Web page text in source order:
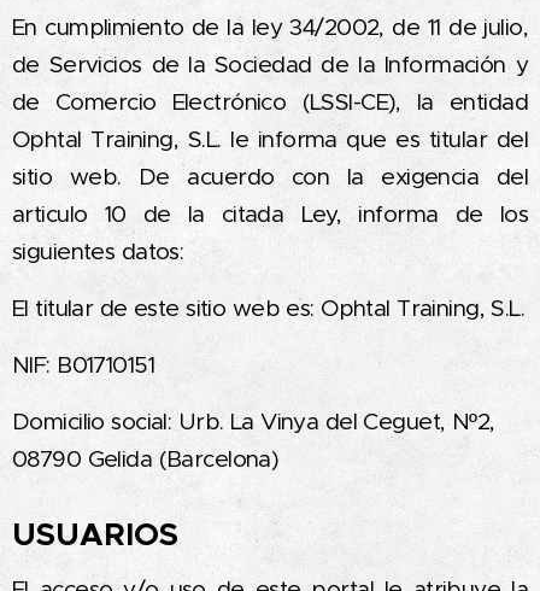
En cumplimiento de la ley 34/2002, de 11 de julio,
de Servicios de la Sociedad de la Información y
de Comercio Electrónico (LSSI-CE), la entidad
Ophtal Training, S.L. le informa que es titular del
sitio web. De acuerdo con la exigencia del
articulo 10 de la citada Ley, informa de los
siguientes datos:
El titular de este sitio web es: Ophtal Training, S.L.
NIF: B01710151
Domicilio social: Urb. La Vinya del Ceguet, Nº2,
08790 Gelida (Barcelona)
USUARIOS